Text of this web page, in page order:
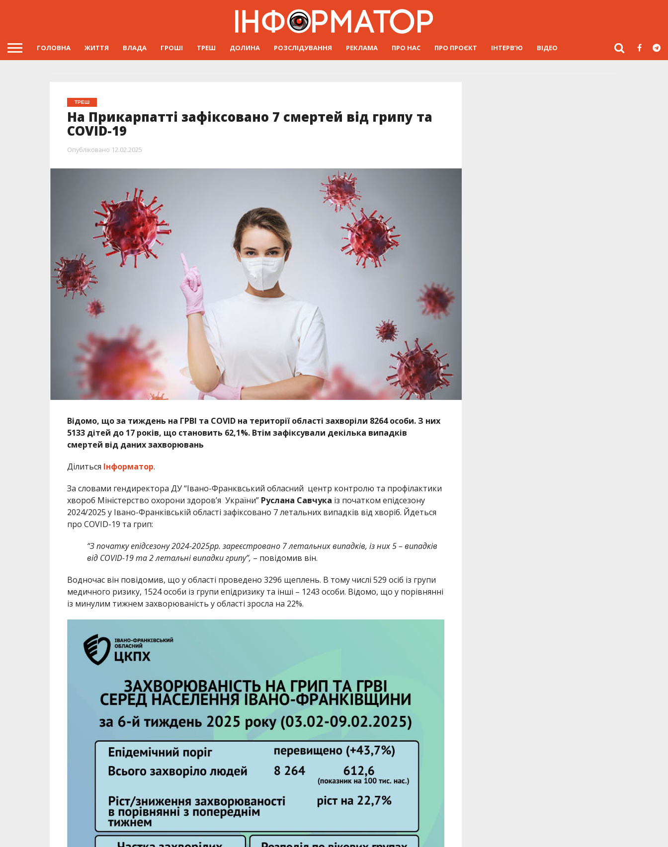
ГОЛОВНА ЖИТТЯ ВЛАДА ГРОШІ ТРЕШ ДОЛИНА РОЗСЛІДУВАННЯ РЕКЛАМА ПРО НАС ПРО ПРОЄКТ ІНТЕРВ’Ю ВІДЕО
ТРЕШ
На Прикарпатті зафіксовано 7 смертей від грипу та
COVID-19
Опубліковано 12.02.2025
Відомо, що за тиждень на ГРВІ та COVID на території області захворіли 8264 особи. З них
5133 дітей до 17 років, що становить 62,1%. Втім зафіксували декілька випадків
смертей від даних захворювань
Ділиться Інформатор.
За словами гендиректора ДУ “Івано-Франквський обласний центр контролю та профілактики
хвороб Міністерство охорони здоров’я України” Руслана Савчука із початком епідсезону
2024/2025 у Івано-Франківській області зафіксовано 7 летальних випадків від хворіб. Йдеться
про COVID-19 та грип:
“З початку епідсезону 2024-2025рр. зареєстровано 7 летальних випадків, із них 5 – випадків
від COVID-19 та 2 летальні випадки грипу”, – повідомив він.
Водночас він повідомив, що у області проведено 3296 щеплень. В тому числі 529 осіб із групи
медичного ризику, 1524 особи із групи епідризику та інші – 1243 особи. Відомо, що у порівнянні
із минулим тижнем захворюваність у області зросла на 22%.